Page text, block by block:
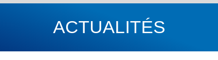
ACTUALITÉS